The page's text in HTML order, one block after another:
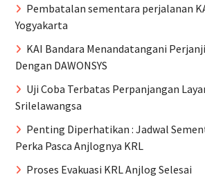
Pembatalan sementara perjalanan
Yogyakarta
KAI Bandara Menandatangani
Dengan DAWONSYS
Uji Coba Terbatas Perpanjangan
Srilelawangsa
Penting Diperhatikan : Jadwal
Perka Pasca Anjlognya KRL
Proses Evakuasi KRL Anjlog Selesai